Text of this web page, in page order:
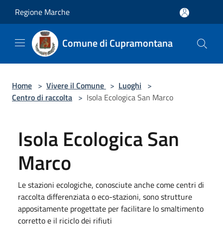
Regione Marche
Comune di Cupramontana
Home > Vivere il Comune > Luoghi >
Centro di raccolta > Isola Ecologica San Marco
Isola Ecologica San
Marco
Le stazioni ecologiche, conosciute anche come centri di
raccolta differenziata o eco-stazioni, sono strutture
appositamente progettate per facilitare lo smaltimento
corretto e il riciclo dei rifiuti